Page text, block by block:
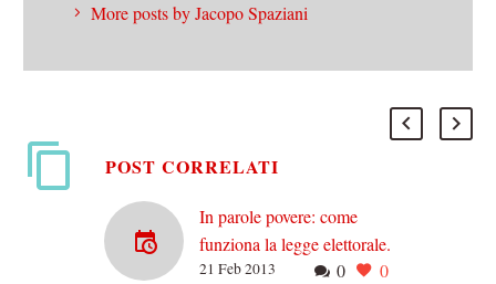
More posts by Jacopo Spaziani
POST CORRELATI
In parole povere: come
funziona la legge elettorale.
A pochi giorni dal voto, c’è
0 0
21 Feb 2013